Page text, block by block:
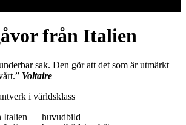
från Italien
sak. Den gör att det som är utmärkt
Voltaire
i världsklass